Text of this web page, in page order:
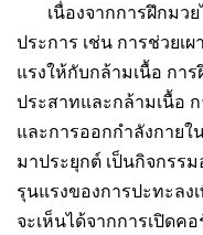
เนื่องจากการฝึกมวย
ประการ เช่น การช่วยเ
แรงให้กับกล้ามเนื้อ กา
ประสาทและกล้ามเนื้อ
และการออกกำลังกาย
มาประยุกต์ เป็นกิจกรร
รุนแรงของการปะทะลง
จะเห็นได้จากการเปิดค